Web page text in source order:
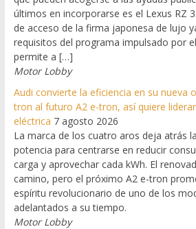
últimos en incorporarse es el Lexus RZ
de acceso de la firma japonesa de lujo
requisitos del programa impulsado por
permite a […]
Motor Lobby
Audi convierte la eficiencia en su nueva
tron al futuro A2 e-tron, así quiere
eléctrica 7 agosto 2026
La marca de los cuatro aros deja atrás
potencia para centrarse en reducir
carga y aprovechar cada kWh. El
camino, pero el próximo A2 e-tron
espíritu revolucionario de uno de los
adelantados a su tiempo.
Motor Lobby